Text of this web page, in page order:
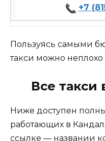
+7
Пользуясь самыми
такси можно неплохо
Все такси
Ниже доступен
работающих в
ссылке — названии